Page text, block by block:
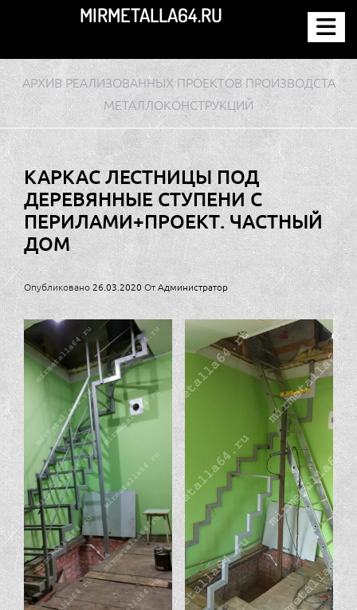
содержимому
MIRMETALLA64.RU
АРХИВ РЕАЛИЗОВАННЫХ ПРОЕКТОВ ПРОИЗВОДСТА
МЕТАЛЛОКОНСТРУКЦИЙ
КАРКАС ЛЕСТНИЦЫ ПОД
ДЕРЕВЯННЫЕ СТУПЕНИ С
ПЕРИЛАМИ+ПРОЕКТ. ЧАСТНЫЙ
ДОМ
Опубликовано 26.03.2020 ОтАдминистратор